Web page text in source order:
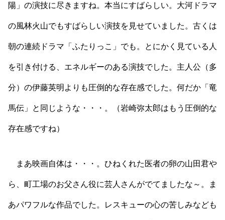
陽」の演技に尽きますね。本当にすばらしい。大河ドラマ
の風林火山でもすばらしい演技を見せていました。古くは
朝の連続ドラマ「ふたりっこ」でも。とにかく見ている人
を引き付ける、エネルギーのある演技でした。主人公（多
分）の伊藤英明よりも圧倒的な存在感でした。何だか「竜
馬伝」と同じような・・・。（岩崎弥太郎はもう圧倒的な
存在感ですね）
まあ映画自体は・・・。ひねくれた医者の卵の山田君や
ら、町工場のお父さん役に芸人さんがでてましたな～。ま
あパワフルな作品でした。レスキューの心の苦しみなども